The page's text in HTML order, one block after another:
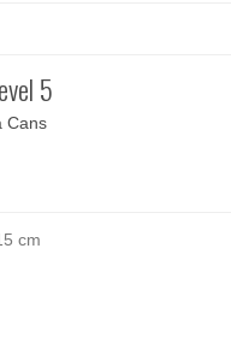
5
Cans
cm